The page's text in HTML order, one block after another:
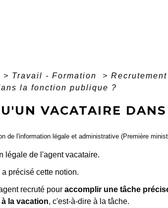
> Travail - Formation >
la fonction publique ?
VACATAIRE
de l'information légale et administrative (Première
légale de l'agent vacataire.
précisé cette notion.
recruté pour accomplir une tâche
la vacation, c'est-à-dire à la tâche.